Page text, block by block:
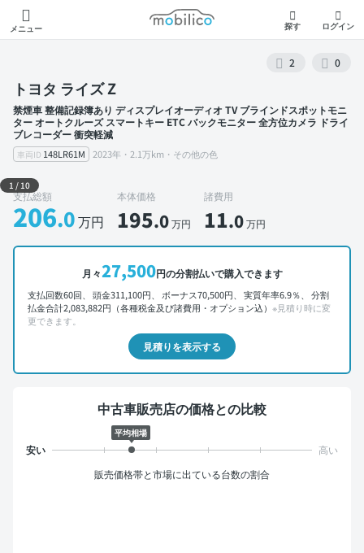
メニュー
モビリコ
探す ログイン
2 0
トヨタ ライズ Z
禁煙車 整備記録簿あり ディスプレイオーディオ TV ブラインドスポットモニ
ター オートクルーズ スマートキー ETC バックモニター 全方位カメラ ドライ
ブレコーダー 衝突軽減
車両ID 148LR61M 2023年・2.1万km・その他の色
外装 左前
1 /10
支払総額
206.0万円
本体価格
195.0万円
諸費用
11.0万円
月々27,500円の分割払いで購入できます
支払回数60回、 頭金311,100円、 ボーナス70,500円、 実質年率6.9％、 分割
払金合計2,083,882円（各種税金及び諸費用・オプション込） ※見積り時に変
更できます。
見積りを表示する
中古車販売店の価格との比較
平均相場
販売価格帯と市場に出ている台数の割合